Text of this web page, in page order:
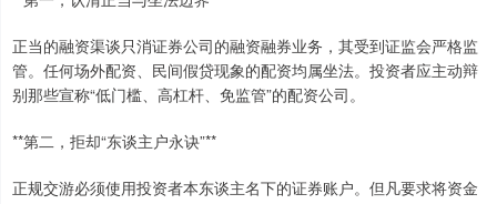
正当的融资渠谈只消证券公司的融资融券业务，其受到证监会严格监
管。任何场外配资、民间假贷现象的配资均属坐法。投资者应主动辩
别那些宣称“低门槛、高杠杆、免监管”的配资公司。
**第二，拒却“东谈主户永诀”**
正规交游必须使用投资者本东谈主名下的证券账户。但凡要求将资金